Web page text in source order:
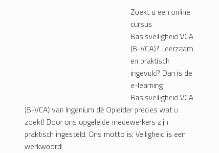
Zoekt u een online
cursus
Basisveiligheid VCA
(B-VCA)? Leerzaam
en praktisch
ingevuld? Dan is de
e-learning
Basisveiligheid VCA
(B-VCA) van Ingenium dé Opleider precies wat u
zoekt! Door ons opgeleide medewerkers zijn
praktisch ingesteld. Ons motto is: Veiligheid is een
werkwoord!